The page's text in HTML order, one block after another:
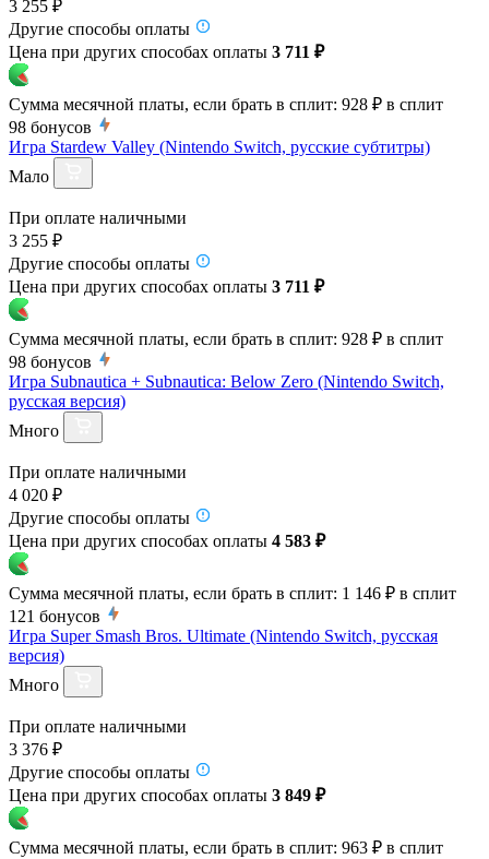
3 255 ₽
Другие способы оплаты
Цена при других способах оплаты 3 711 ₽
Сумма месячной платы, если брать в сплит: 928 ₽ в сплит
98 бонусов
Игра Stardew Valley (Nintendo Switch, русские субтитры)
Мало
При оплате наличными
3 255 ₽
Другие способы оплаты
Цена при других способах оплаты 3 711 ₽
Сумма месячной платы, если брать в сплит: 928 ₽ в сплит
98 бонусов
Игра Subnautica + Subnautica: Below Zero (Nintendo Switch,
русская версия)
Много
При оплате наличными
4 020 ₽
Другие способы оплаты
Цена при других способах оплаты 4 583 ₽
Сумма месячной платы, если брать в сплит: 1 146 ₽ в сплит
121 бонусов
Игра Super Smash Bros. Ultimate (Nintendo Switch, русская
версия)
Много
При оплате наличными
3 376 ₽
Другие способы оплаты
Цена при других способах оплаты 3 849 ₽
Сумма месячной платы, если брать в сплит: 963 ₽ в сплит